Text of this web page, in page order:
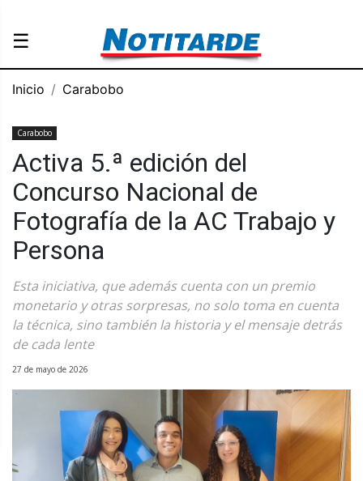
☰
Inicio Carabobo
Carabobo
Activa 5.ª edición del
Concurso Nacional de
Fotografía de la AC Trabajo y
Persona
Esta iniciativa, que además cuenta con un premio
monetario y otras sorpresas, no solo toma en cuenta
la técnica, sino también la historia y el mensaje detrás
de cada lente
27 de mayo de 2026